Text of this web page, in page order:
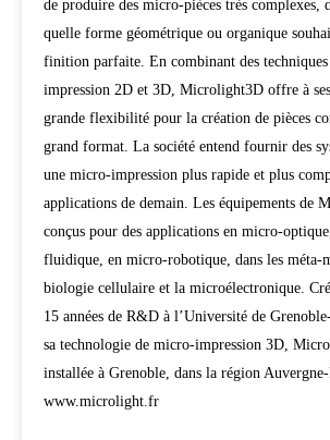
de produire des micro-pièces très complexes,
quelle forme géométrique ou organique
finition parfaite. En combinant des
impression 2D et 3D, Microlight3D offre à
grande flexibilité pour la création de pièces
grand format. La société entend fournir des
une micro-impression plus rapide et plus
applications de demain. Les équipements de
conçus pour des applications en micro-
fluidique, en micro-robotique, dans les méta-
biologie cellulaire et la microélectronique.
15 années de R&D à l’Université de
sa technologie de micro-impression 3D,
installée à Grenoble, dans la région Auvergne-
www.microlight.fr